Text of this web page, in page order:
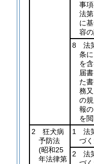
事
法
に
容
8 法
条
を
届
た
務
の
報
を
2 狂犬病
予防法
(昭和25
年法律第
1 法
づ
2 法